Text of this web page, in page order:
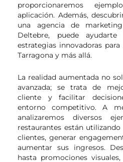
proporcionaremos
aplicación. Además,
una agencia de
Deltebre, puede
estrategias innovadoras
Tarragona y más allá.
La realidad aumentada no
avanzada; se trata de
cliente y facilitar
entorno competitivo. A
analizaremos diversos
restaurantes están
clientes, generar
aumentar sus ingresos.
hasta promociones